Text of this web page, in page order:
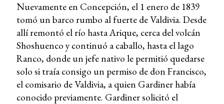
Nuevamente en Concepción, el 1 enero de 1839
tomó un barco rumbo al fuerte de Valdivia. Desde
allí remontó el río hasta Arique, cerca del volcán
Shoshuenco y continuó a caballo, hasta el lago
Ranco, donde un jefe nativo le permitió quedarse
solo si traía consigo un permiso de don Francisco,
el comisario de Valdivia, a quien Gardiner había
conocido previamente. Gardiner solicitó el